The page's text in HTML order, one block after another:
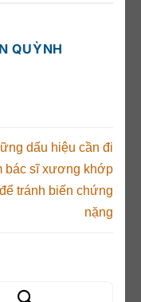
QUỲNH
dấu hiệu cần đi
bác sĩ xương khớp
tránh biến chứng
nặng